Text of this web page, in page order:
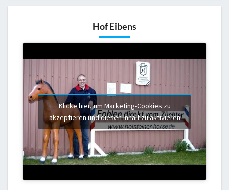
Hof Eibens
Klicke hier, um Marketing-Cookies zu
akzeptieren und diesen Inhalt zu aktivieren